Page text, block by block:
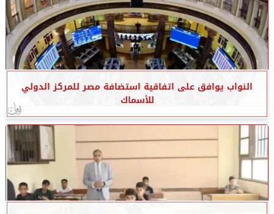
النواب يوافق على اتفاقية استضافة مصر للمركز الدولي
للأسماك